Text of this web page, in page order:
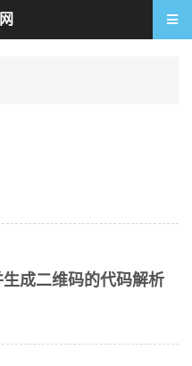
成二维码的代码解析